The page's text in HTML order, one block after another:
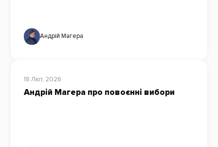
Андрій Магера
18 Лют, 2026
Андрій Магера про повоєнні вибори